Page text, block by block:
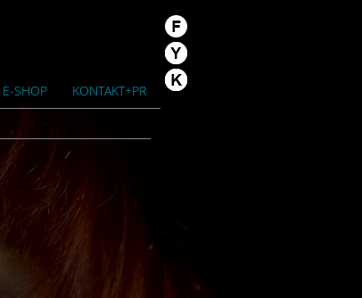
E-SHOP KONTAKT+PR